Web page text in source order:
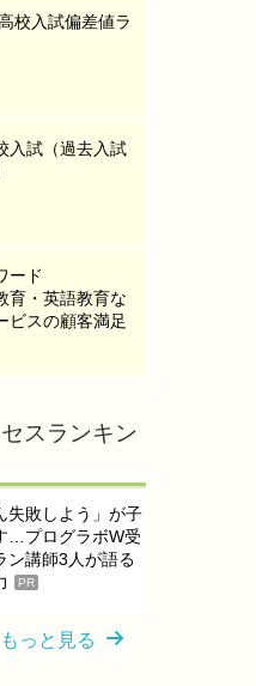
校入試偏差値ラ
入試（過去入試
ード
育・英語教育な
ビスの顧客満足
スランキン
失敗しよう」が子
…プログラボW受
ン講師3人が語る
PR
っと見る